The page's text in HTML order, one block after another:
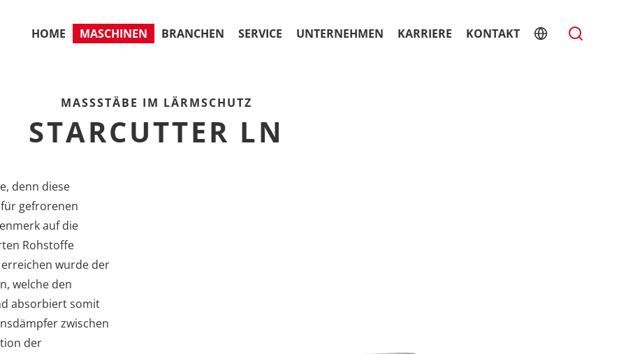
HOME MASCHINEN BRANCHEN SERVICE UNTERNEHMEN KARRIERE KONTAKT
MASSSTÄBE IM LÄRMSCHUTZ
STARCUTTER LN
denn diese
gefrorenen
auf die
Rohstoffe
wurde der
welche den
absorbiert somit
zwischen
der